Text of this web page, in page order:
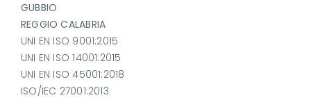
GUBBIO
REGGIO CALABRIA
UNI EN ISO 9001:2015
UNI EN ISO 14001:2015
UNI EN ISO 45001:2018
ISO/IEC 27001:2013